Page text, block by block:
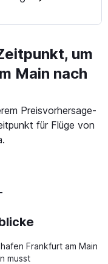
um
Main nach
Preisvorhersage-
für Flüge von
Frankfurt am Main
musst